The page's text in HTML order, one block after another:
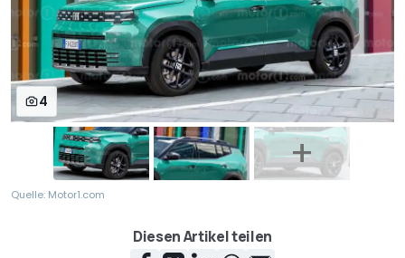
4
Quelle: Motor1.com
Diesen Artikel teilen